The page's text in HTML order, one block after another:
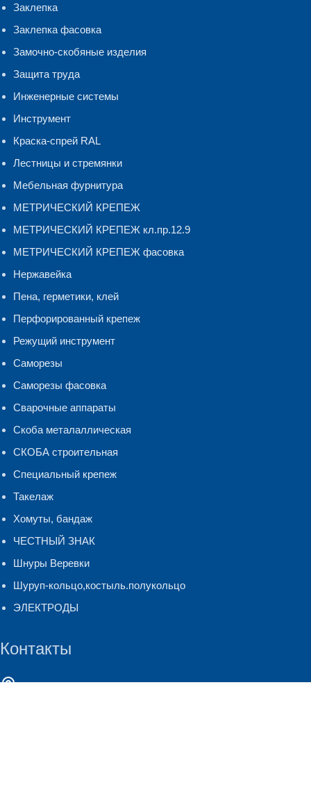
Заклепка
Заклепка фасовка
Замочно-скобяные изделия
Защита труда
Инженерные системы
Инструмент
Краска-спрей RAL
Лестницы и стремянки
Мебельная фурнитура
МЕТРИЧЕСКИЙ КРЕПЕЖ
МЕТРИЧЕСКИЙ КРЕПЕЖ кл.пр.12.9
МЕТРИЧЕСКИЙ КРЕПЕЖ фасовка
Нержавейка
Пена, герметики, клей
Перфорированный крепеж
Режущий инструмент
Саморезы
Саморезы фасовка
Сварочные аппараты
Скоба металаллическая
СКОБА строительная
Специальный крепеж
Такелаж
Хомуты, бандаж
ЧЕСТНЫЙ ЗНАК
Шнуры Веревки
Шуруп-кольцо,костыль.полукольцо
ЭЛЕКТРОДЫ
Контакты